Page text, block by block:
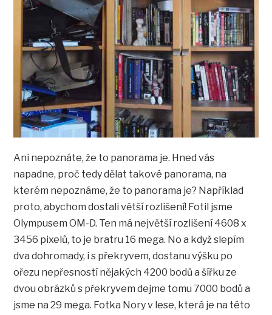
Ani nepoznáte, že to panorama je. Hned vás
napadne, proč tedy dělat takové panorama, na
kterém nepoznáme, že to panorama je? Například
proto, abychom dostali větší rozlišení! Fotil jsme
Olympusem OM-D. Ten má největší rozlišení 4608 x
3456 pixelů, to je bratru 16 mega. No a když slepím
dva dohromady, i s překryvem, dostanu výšku po
ořezu nepřesností nějakých 4200 bodů a šířku ze
dvou obrázků s překryvem dejme tomu 7000 bodů a
jsme na 29 mega. Fotka Nory v lese, která je na této